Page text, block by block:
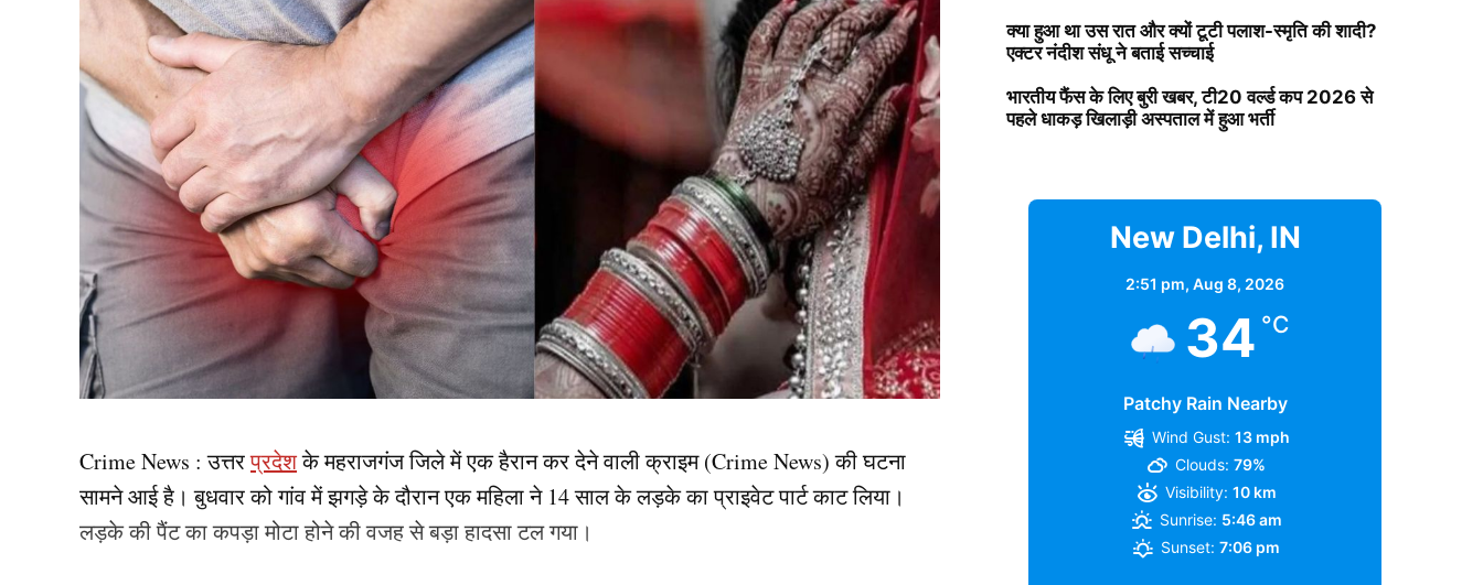
Crime News : उत्तरप्रदेशके महराजगंज जिले में एक हैरान कर देने वाली क्राइम (Crime News) की घटना
सामने आई है। बुधवार को गांव में झगड़े के दौरान एक महिला ने 14 साल के लड़के का प्राइवेट पार्ट काट लिया।
लड़के की पैंट का कपड़ा मोटा होने की वजह से बड़ा हादसा टल गया।
क्या हुआ था उस रात और क्यों टूटी पलाश-स्मृति की शादी?
एक्टर नंदीश संधू ने बताई सच्चाई
भारतीय फैंस के लिए बुरी खबर, टी20 वर्ल्ड कप 2026 से
पहले धाकड़ खिलाड़ी अस्पताल में हुआ भर्ती
New Delhi, IN
2:51 pm, Aug 8, 2026
34 °C
Patchy Rain Nearby
Wind Gust: 13 mph
Clouds: 79%
Visibility: 10 km
Sunrise: 5:46 am
Sunset: 7:06 pm